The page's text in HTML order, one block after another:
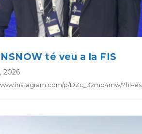
té veu a la FIS
2026
p/DZc_3zmo4mw/?hl=es